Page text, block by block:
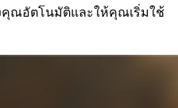
คุณอัตโนมัติและให้คุณเริ่มใช้